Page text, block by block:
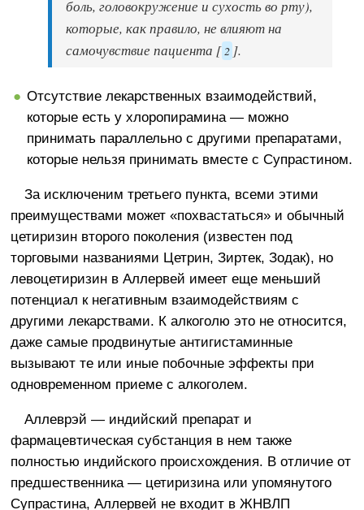
боль, головокружение и сухость во рту),
которые, как правило, не влияют на
самочувствие пациента [2 ].
Отсутствие лекарственных взаимодействий,
которые есть у хлоропирамина — можно
принимать параллельно с другими препаратами,
которые нельзя принимать вместе с Супрастином.
За исключеним третьего пункта, всеми этими
преимуществами может «похвастаться» и обычный
цетиризин второго поколения (известен под
торговыми названиями Цетрин, Зиртек, Зодак), но
левоцетиризин в Аллервей имеет еще меньший
потенциал к негативным взаимодействиям с
другими лекарствами. К алкоголю это не относится,
даже самые продвинутые антигистаминные
вызывают те или иные побочные эффекты при
одновременном приеме с алкоголем.
Аллеврэй — индийский препарат и
фармацевтическая субстанция в нем также
полностью индийского происхождения. В отличие от
предшественника — цетиризина или упомянутого
Супрастина, Аллервей не входит в ЖНВЛП